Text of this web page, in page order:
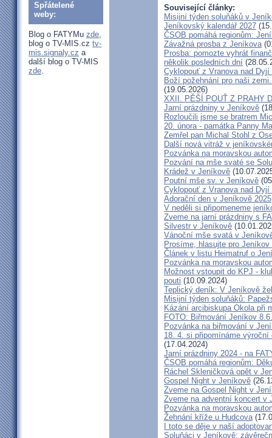
Spřátelené
weby:
Blog o FATYMu zde,
blog o TV-MIS.cz tv-
mis.signaly.cz a
další blog o TV-MIS
zde.
Související články:
Misijní týden soluňáků v
Jeníkovský kalendář 2027
ČSOB pomáhá regionům:
Závažná prosba z Jeníkova
Prosba: pomozte vyhrát
několik posledních dní
Cyklopouť z Vranova nad
Boží požehnání pro naši
(19.05.2026)
XXII. PĚŠÍ POUŤ Z PRAHY
Jarní prázdniny v Jeníkově
Rozloučili jsme se bratrem
20. února - památka Panny
Zemřel pan Michal Stohl z
Další nová vitráž v
Pozvánka na moravskou
Pozvání na mše svaté se
Krádež v Jeníkově
Poutní mše sv. v Jeníkově
Cyklopouť z Vranova nad
Adorační den v Jeníkově 2025
V neděli si připomeneme
Zveme na jarní prázdniny s
Silvestr v Jeníkově
Vánoční mše svatá v
Prosíme, hlasujte pro
Článek v listu Heimatruf o
Pozvánka na moravskou
Možnost vstoupit do KPJ -
pouti (10.09.2024)
Teplický deník: V Jeníkově
Misijní týden soluňáků:
Kázání arcibiskupa Okola při
FOTO: Biřmování Jeníkov
Pozvánka na biřmování v
18. 4. si připomínáme
(17.04.2024)
Jarní prázdniny 2024 - na
ČSOB pomáhá regionům:
Ráchel Skleničková opět v
Gospel Night v Jeníkově
Zveme na Gospel Night v
Zveme na adventní koncert v
Pozvánka na moravskou
Žehnání kříže u Hudcova
I toto se děje v naší
Soluňáci v Jeníkově: